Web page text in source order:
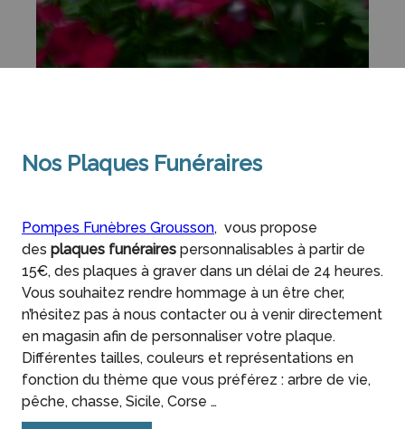
Nos Plaques Funéraires
Pompes Funèbres Grousson, vous propose
des plaques funéraires personnalisables à partir de
15€, des plaques à graver dans un délai de 24 heures.
Vous souhaitez rendre hommage à un être cher,
n’hésitez pas à nous contacter ou à venir directement
en magasin afin de personnaliser votre plaque.
Différentes tailles, couleurs et représentations en
fonction du thème que vous préférez : arbre de vie,
pêche, chasse, Sicile, Corse …